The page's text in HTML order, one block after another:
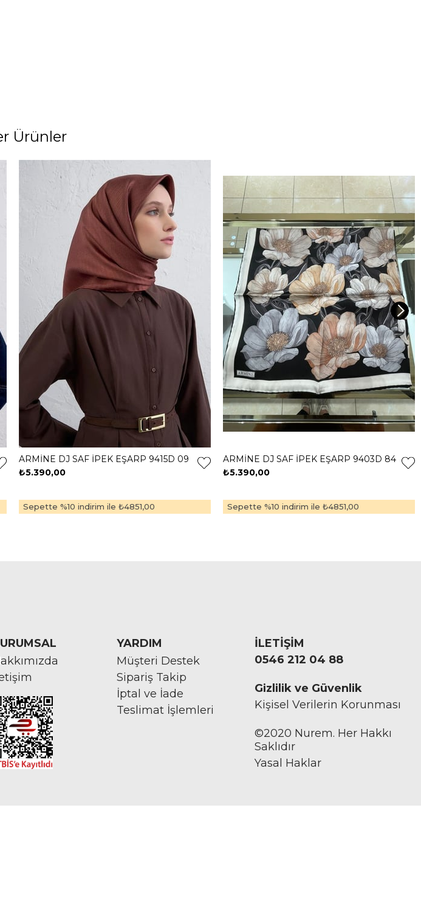
Ürünler
ARMİNE DJ SAF İPEK EŞARP 9415D 09
₺5.390,00
Sepette %10 indirim ile ₺4851,00
ARMİNE DJ SAF İPEK EŞARP 9403D 84
₺5.390,00
Sepette %10 indirim ile ₺4851,00
İLETİŞİM
0546 212 04 88
Gizlilik ve Güvenlik
Kişisel Verilerin Korunması
©2020 Nurem. Her Hakkı
Saklıdır
Yasal Haklar
YARDIM
Müşteri Destek
Sipariş Takip
İptal ve İade
Teslimat İşlemleri